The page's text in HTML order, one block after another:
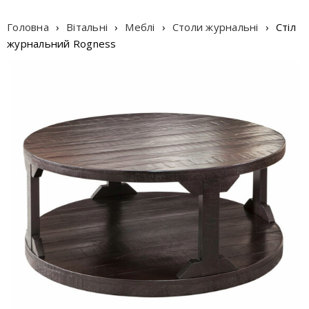
Головна › Вітальні › Меблі › Столи журнальні › Стiл
журнальний Rogness